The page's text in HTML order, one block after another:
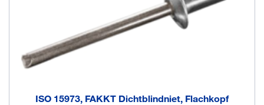
ISO 15973, FAKKT Dichtblindniet, Flachkopf